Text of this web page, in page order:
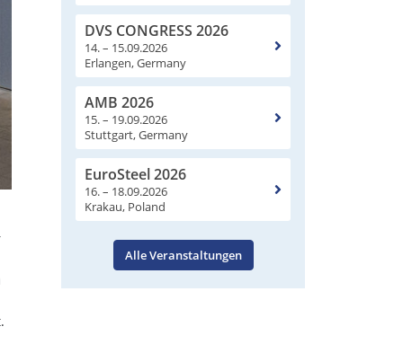
DVS CONGRESS 2026
14. – 15.09.2026
Erlangen, Germany
AMB 2026
15. – 19.09.2026
Stuttgart, Germany
EuroSteel 2026
16. – 18.09.2026
Krakau, Poland
Alle Veranstaltungen